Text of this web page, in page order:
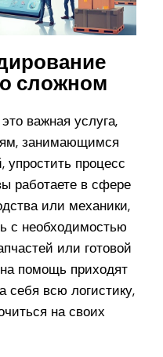
сложном
важная услуга,
занимающимся
упростить процесс
работаете в сфере
или механики,
с необходимостью
или готовой
помощь приходят
себя всю логистику,
на своих